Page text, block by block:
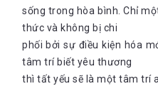
sống trong hòa bình. Chỉ
thức và không bị chi
phối bởi sự điều kiện hóa
tâm trí biết yêu thương
thì tất yếu sẽ là một tâm trí